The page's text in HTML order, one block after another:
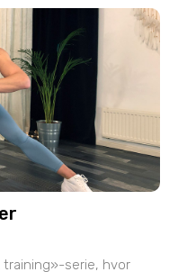
training»-serie, hvor